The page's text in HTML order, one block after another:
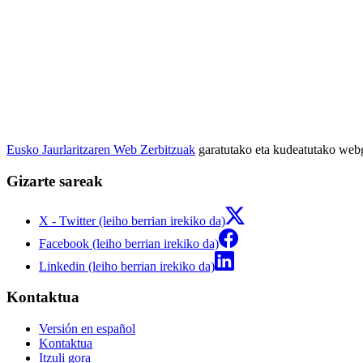
Eusko Jaurlaritzaren Web Zerbitzuak garatutako eta kudeatutako
Gizarte sareak
X - Twitter (leiho berrian irekiko da)
Facebook (leiho berrian irekiko da)
Linkedin (leiho berrian irekiko da)
Kontaktua
Versión en español
Kontaktua
Itzuli gora